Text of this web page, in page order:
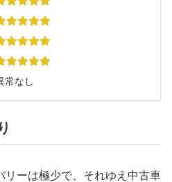
常なし
リーは極少で、それゆえ中古車